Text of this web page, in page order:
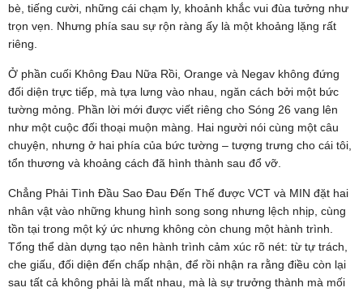
bè, tiếng cười, những cái chạm ly, khoảnh khắc vui đùa tưởng như
trọn vẹn. Nhưng phía sau sự rộn ràng ấy là một khoảng lặng rất
riêng.
Ở phần cuối Không Đau Nữa Rồi, Orange và Negav không đứng
đối diện trực tiếp, mà tựa lưng vào nhau, ngăn cách bởi một bức
tường mỏng. Phần lời mới được viết riêng cho Sóng 26 vang lên
như một cuộc đối thoại muộn màng. Hai người nói cùng một câu
chuyện, nhưng ở hai phía của bức tường – tượng trưng cho cái tôi,
tổn thương và khoảng cách đã hình thành sau đổ vỡ.
Chẳng Phải Tình Đầu Sao Đau Đến Thế được VCT và MIN đặt hai
nhân vật vào những khung hình song song nhưng lệch nhịp, cùng
tồn tại trong một ký ức nhưng không còn chung một hành trình.
Tổng thể dàn dựng tạo nên hành trình cảm xúc rõ nét: từ tự trách,
che giấu, đối diện đến chấp nhận, để rồi nhận ra rằng điều còn lại
sau tất cả không phải là mất nhau, mà là sự trưởng thành mà mối